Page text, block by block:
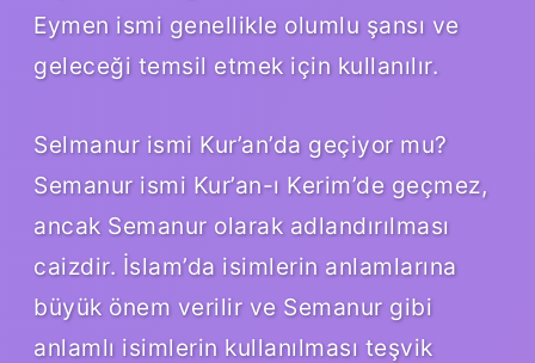
Eymen ismi genellikle olumlu şansı ve
geleceği temsil etmek için kullanılır.
Selmanur ismi Kur’an’da geçiyor mu?
Semanur ismi Kur’an-ı Kerim’de geçmez,
ancak Semanur olarak adlandırılması
caizdir. İslam’da isimlerin anlamlarına
büyük önem verilir ve Semanur gibi
anlamlı isimlerin kullanılması teşvik